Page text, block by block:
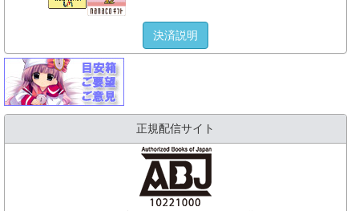
決済説明
正規配信サイト